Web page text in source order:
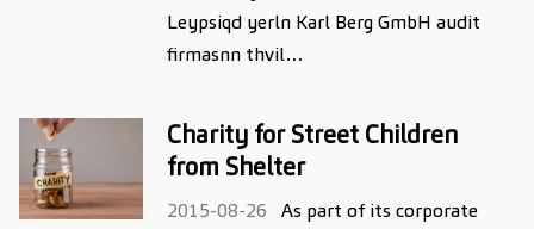
Leypsiqd yerln Karl Berg GmbH audit
firmasnn thvil…
Charity for Street Children
from Shelter
2015-08-26
As part of its corporate